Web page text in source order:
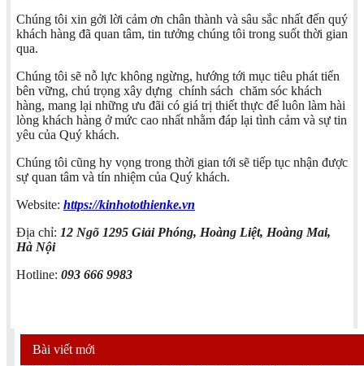
Chúng tôi xin gởi lời cảm ơn chân thành và sâu sắc nhất đến quý
khách hàng đã quan tâm, tin tưởng chúng tôi trong suốt thời gian
qua.
Chúng tôi sẽ nỗ lực không ngừng, hướng tới mục tiêu phát tiển
bên vững, chú trọng xây dựng chính sách chăm sóc khách
hàng, mang lại những ưu đãi có giá trị thiết thực để luôn làm hài
lòng khách hàng ở mức cao nhất nhằm đáp lại tình cảm và sự tin
yêu của Quý khách.
Chúng tôi cũng hy vọng trong thời gian tới sẽ tiếp tục nhận được
sự quan tâm và tín nhiệm của Quý khách.
Website: https://kinhotothienke.vn
Địa chỉ: 12 Ngõ 1295 Giải Phóng, Hoàng Liệt, Hoàng Mai,
Hà Nội
Hotline: 093 666 9983
Bài viết mới